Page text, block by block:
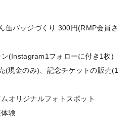
缶バッジづくり 300円(RMP会員さ
(Instagram1フォローに付き1枚)
(現金のみ)、記念チケットの販売(1
オリジナルフォトスポット
験